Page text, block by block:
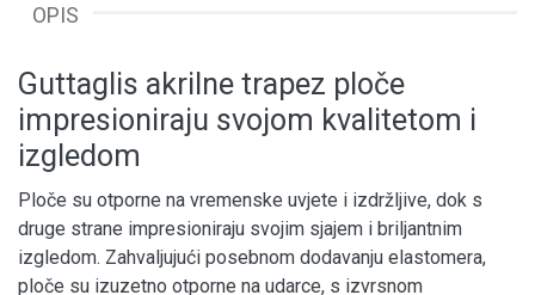
OPIS
Guttaglis akrilne trapez ploče
impresioniraju svojom kvalitetom i
izgledom
Ploče su otporne na vremenske uvjete i izdržljive, dok s
druge strane impresioniraju svojim sjajem i briljantnim
izgledom. Zahvaljujući posebnom dodavanju elastomera,
ploče su izuzetno otporne na udarce, s izvrsnom